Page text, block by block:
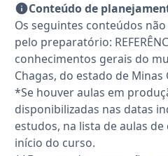
Conteúdo de
Os seguintes conteúdos
pelo preparatório:
conhecimentos gerais do
Chagas, do estado de Minas
*Se houver aulas em
disponibilizadas nas datas
estudos, na lista de aulas
início do curso.